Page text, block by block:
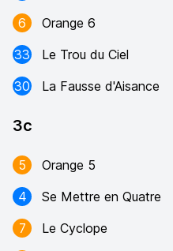
6
Orange 6
33
Le Trou du Ciel
30
La Fausse d'Aisance
3c
5 Orange 5
4
Se Mettre en Quatre
7
Le Cyclope